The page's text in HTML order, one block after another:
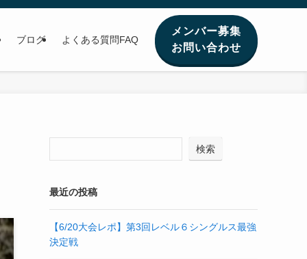
ブログ よくある質問FAQ
メンバー募集
お問い合わせ
検索
最近の投稿
【6/20大会レポ】第3回レベル６シングルス最強
決定戦